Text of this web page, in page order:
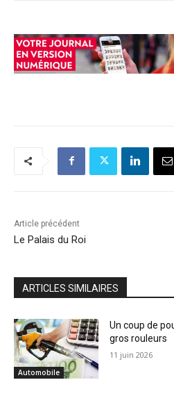
Article précédent
Le Palais du Roi
ARTICLES SIMILAIRES
Automobile
Un coup de
gros rouleurs
11 juin 2026